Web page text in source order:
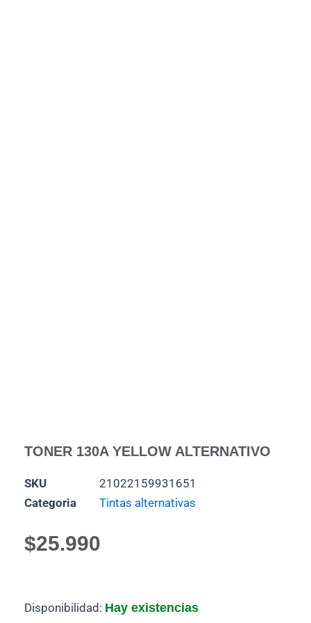
TONER 130A YELLOW ALTERNATIVO
SKU
21022159931651
Categoria
Tintas alternativas
$25.990
Disponibilidad: Hay existencias
TONER
130A